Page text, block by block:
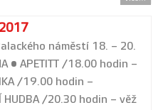
náměstí 18. – 20.
• APETITT /18.00 hodin –
/19.00 hodin –
/20.30 hodin – věž